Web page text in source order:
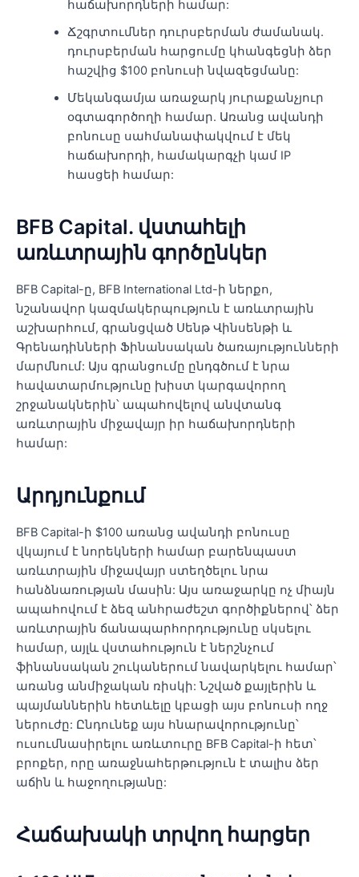
հաճախորդների համար:
Ճշգրտումներ դուրսբերման ժամանակ.
դուրսբերման հարցումը կհանգեցնի ձեր
հաշվից $100 բոնուսի նվազեցմանը:
Մեկանգամյա առաջարկ յուրաքանչյուր
օգտագործողի համար. Առանց ավանդի
բոնուսը սահմանափակվում է մեկ
հաճախորդի, համակարգչի կամ IP
հասցեի համար:
BFB Capital. վստահելի
առևտրային գործընկեր
BFB Capital-ը, BFB International Ltd-ի ներքո,
նշանավոր կազմակերպություն է առևտրային
աշխարհում, գրանցված Սենթ Վինսենթի և
Գրենադինների Ֆինանսական ծառայությունների
մարմնում: Այս գրանցումը ընդգծում է նրա
հավատարմությունը խիստ կարգավորող
շրջանակներին՝ ապահովելով անվտանգ
առևտրային միջավայր իր հաճախորդների
համար:
Արդյունքում
BFB Capital-ի $100 առանց ավանդի բոնուսը
վկայում է նորեկների համար բարենպաստ
առևտրային միջավայր ստեղծելու նրա
հանձնառության մասին: Այս առաջարկը ոչ միայն
ապահովում է ձեզ անհրաժեշտ գործիքներով՝ ձեր
առևտրային ճանապարհորդությունը սկսելու
համար, այլև վստահություն է ներշնչում
ֆինանսական շուկաներում նավարկելու համար՝
առանց անմիջական ռիսկի: Նշված քայլերին և
պայմաններին հետևելը կբացի այս բոնուսի ողջ
ներուժը: Ընդունեք այս հնարավորությունը՝
ուսումնասիրելու առևտուրը BFB Capital-ի հետ՝
բրոքեր, որը առաջնահերթություն է տալիս ձեր
աճին և հաջողությանը:
Հաճախակի տրվող հարցեր